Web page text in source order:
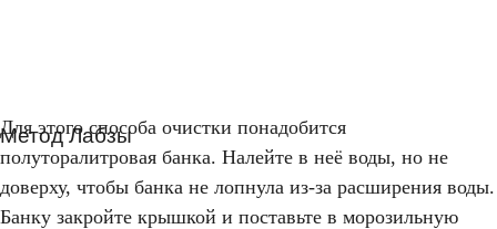
Метод Лабзы
Для этого способа очистки понадобится
полуторалитровая банка. Налейте в неё воды, но не
доверху, чтобы банка не лопнула из-за расширения воды.
Банку закройте крышкой и поставьте в морозильную